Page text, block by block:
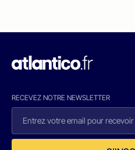
RECEVEZ NOTRE NEWSLETTER